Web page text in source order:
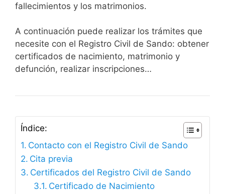
fallecimientos y los matrimonios.
A continuación puede realizar los trámites que
necesite con el Registro Civil de Sando: obtener
certificados de nacimiento, matrimonio y
defunción, realizar inscripciones…
Índice:
Contacto con el Registro Civil de Sando
Cita previa
Certificados del Registro Civil de Sando
Certificado de Nacimiento